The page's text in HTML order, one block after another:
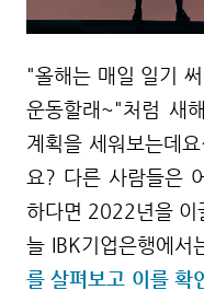
"올해는 매일 일기
운동할래~"처럼 새
계획을 세워보는데
요? 다른 사람들은
하다면 2022년을 이
늘 IBK기업은행에서
를 살펴보고 이를 확